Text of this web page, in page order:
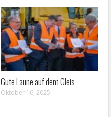
Gute Laune auf dem Gleis
Oktober 16, 2025